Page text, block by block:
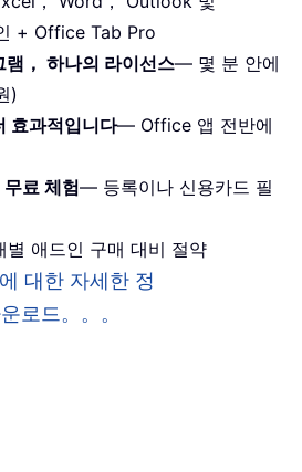
+ Office Tab Pro
， 하나의 라이선스— 몇 분 안에
)
효과적입니다— Office 앱 전반에
료 체험— 등록이나 신용카드 필
애드인 구매 대비 절약
대한 자세한 정
로드。。。